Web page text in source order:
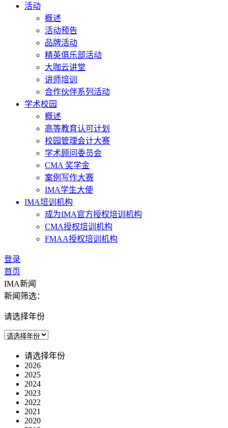
活动
概述
活动预告
品牌活动
精英俱乐部活动
大咖云讲堂
讲师培训
合作伙伴系列活动
学术校园
概述
高等教育认可计划
校园管理会计大赛
学术顾问委员会
CMA 奖学金
案例写作大赛
IMA学生大使
IMA培训机构
成为IMA官方授权培训机构
CMA授权培训机构
FMAA授权培训机构
登录
首页
IMA新闻
新闻筛选：
请选择年份
请选择年份
2026
2025
2024
2023
2022
2021
2020